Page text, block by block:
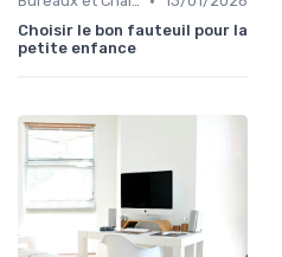
Choisir le bon fauteuil pour la
petite enfance